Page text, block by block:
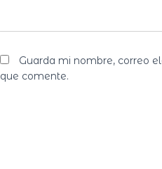
Guarda mi nombre, correo
que comente.